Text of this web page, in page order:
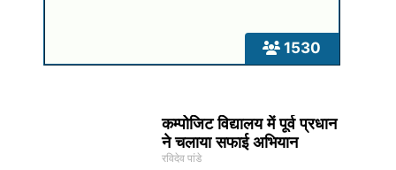
1530
कम्पोजिट विद्यालय में पूर्व प्रधान
ने चलाया सफाई अभियान
रविदेव पांडे